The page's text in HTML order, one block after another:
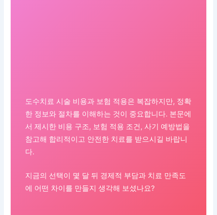
도수치료 시술 비용과 보험 적용은 복잡하지만, 정확
한 정보와 절차를 이해하는 것이 중요합니다. 본문에
서 제시한 비용 구조, 보험 적용 조건, 사기 예방법을
참고해 합리적이고 안전한 치료를 받으시길 바랍니
다.
지금의 선택이 몇 달 뒤 경제적 부담과 치료 만족도
에 어떤 차이를 만들지 생각해 보셨나요?